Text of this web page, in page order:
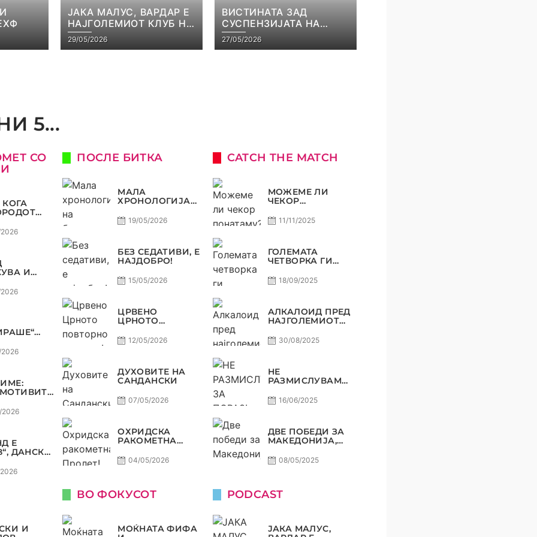
ЈАКА МАЛУС, ВАРДАР Е
НАЈГОЛЕМИОТ КЛУБ НА
БАЛКАНОТ!
29/05/2026
ВИСТИНАТА ЗАД
СУСПЕНЗИЈАТА НА
НАЧЕВСКИ И НИКОЛОВ!
САМО РАКОМЕТ С5Е8
27/05/2026
5...
СО
КОГА
А
И
НА
ВО
ДАГУР
Е
ДАНСКА
И
СЕ
НЕ СЕ
ПОСЛЕ БИТКА
МАЛА
ХРОНОЛОГИЈА
ЗА СВЕТСКО
19/05/2026
БЕЗ СЕДАТИВИ, Е
НАЈДОБРО!
15/05/2026
ЦРВЕНО
ЦРНОТО
МОДА!
12/05/2026
ДУХОВИТЕ НА
САНДАНСКИ
07/05/2026
ОХРИДСКА
РАКОМЕТНА
04/05/2026
CATCH THE MATCH
МОЖЕМЕ ЛИ
ЧЕКОР
11/11/2025
ГОЛЕМАТА
ЧЕТВОРКА ГИ
КОПЈАТА
18/09/2025
АЛКАЛОИД ПРЕД
НАЈГОЛЕМИОТ
ПРЕДИЗВИК!
30/08/2025
НЕ
РАЗМИСЛУВАМЕ
СТОЈАНОВИЌ
16/06/2025
ДВЕ ПОБЕДИ ЗА
МАКЕДОНИЈА,
СМЕЕ ДА ИМА!
08/05/2025
И
ВО ФОКУСОТ
МОЌНАТА ФИФА
PODCAST
ЈАКА МАЛУС,